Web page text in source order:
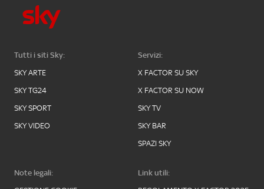
Tutti i siti Sky:
SKY ARTE
SKY TG24
SKY SPORT
SKY VIDEO
Servizi:
X FACTOR SU SKY
X FACTOR SU NOW
SKY TV
SKY BAR
SPAZI SKY
Note legali:
Link utili: